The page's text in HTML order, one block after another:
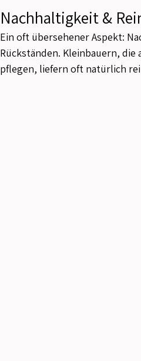
Nachhaltigkeit &
Ein oft übersehener Aspekt:
Rückständen. Kleinbauern,
pflegen, liefern oft natürlich